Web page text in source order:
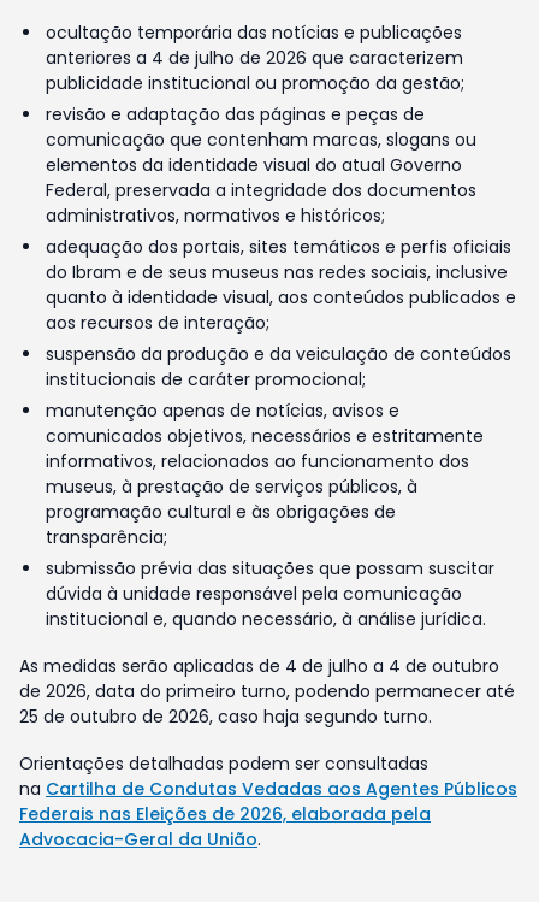
ocultação temporária das notícias e publicações
anteriores a 4 de julho de 2026 que caracterizem
publicidade institucional ou promoção da gestão;
revisão e adaptação das páginas e peças de
comunicação que contenham marcas, slogans ou
elementos da identidade visual do atual Governo
Federal, preservada a integridade dos documentos
administrativos, normativos e históricos;
adequação dos portais, sites temáticos e perfis oficiais
do Ibram e de seus museus nas redes sociais, inclusive
quanto à identidade visual, aos conteúdos publicados e
aos recursos de interação;
suspensão da produção e da veiculação de conteúdos
institucionais de caráter promocional;
manutenção apenas de notícias, avisos e
comunicados objetivos, necessários e estritamente
informativos, relacionados ao funcionamento dos
museus, à prestação de serviços públicos, à
programação cultural e às obrigações de
transparência;
submissão prévia das situações que possam suscitar
dúvida à unidade responsável pela comunicação
institucional e, quando necessário, à análise jurídica.
As medidas serão aplicadas de 4 de julho a 4 de outubro
de 2026, data do primeiro turno, podendo permanecer até
25 de outubro de 2026, caso haja segundo turno.
Orientações detalhadas podem ser consultadas
na Cartilha de Condutas Vedadas aos Agentes Públicos
Federais nas Eleições de 2026, elaborada pela
Advocacia-Geral da União.